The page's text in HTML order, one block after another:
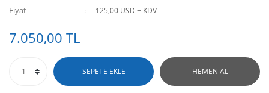
Fiyat 125,00 USD + KDV
7.050,00 TL
SEPETE EKLE HEMEN AL